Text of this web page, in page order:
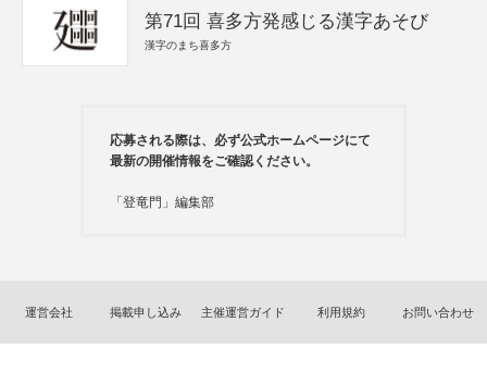
第71回 喜多方発感じる漢字あそび
漢字のまち喜多方
応募される際は、必ず公式ホームページにて
最新の開催情報をご確認ください。
「登竜門」編集部
運営会社 掲載申し込み 主催運営ガイド 利用規約 お問い合わせ